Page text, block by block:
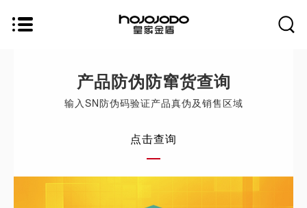
产品防伪防窜货查询
输入SN防伪码验证产品真伪及销售区域
点击查询